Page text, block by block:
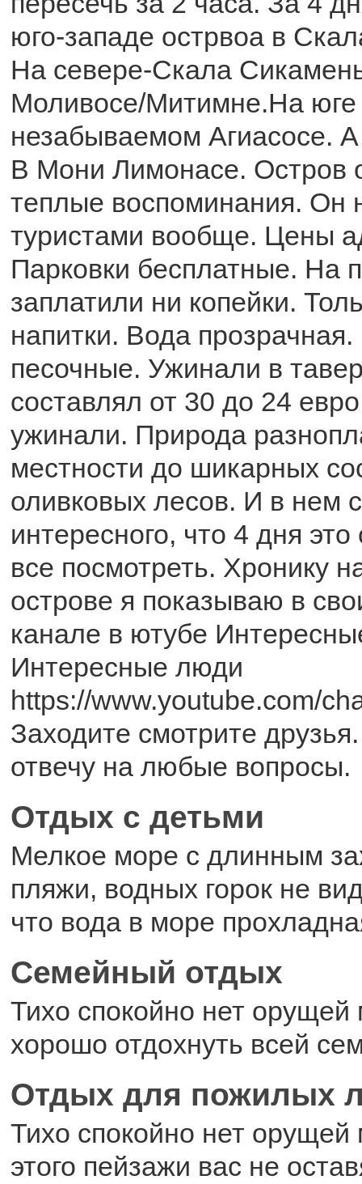
юго-западе острвоа в
На севере-Скала
Моливосе/Митимне.На юге
незабываемом Агиасосе.
В Мони Лимонасе. Остров
теплые воспоминания. Он
туристами вообще. Цены
Парковки бесплатные. На
заплатили ни копейки.
напитки. Вода
песочные. Ужинали в
составлял от 30 до 24
ужинали. Природа
местности до шикарных
оливковых лесов. И в нем
интересного, что 4 дня
все посмотреть. Хронику
острове я показываю в
канале в ютубе
Интересные люди
https://www.youtube.com/
Заходите смотрите
отвечу на любые вопросы.
Отдых с детьми
Мелкое море с длинным
пляжи, водных горок не
что вода в море
Семейный отдых
Тихо спокойно нет
хорошо отдохнуть всей
Отдых для пожилых
Тихо спокойно нет орущей
этого пейзажи вас не